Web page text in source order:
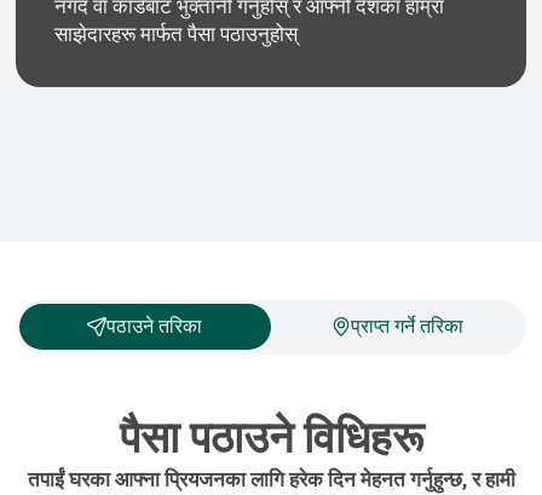
नगद वा कार्डबाट भुक्तानी गर्नुहोस् र आफ्नो देशका हाम्रा
साझेदारहरू मार्फत पैसा पठाउनुहोस्
पठाउने तरिका प्राप्त गर्ने तरिका
पैसा पठाउने विधिहरू
तपाईं घरका आफ्ना प्रियजनका लागि हरेक दिन मेहनत गर्नुहुन्छ, र हामी